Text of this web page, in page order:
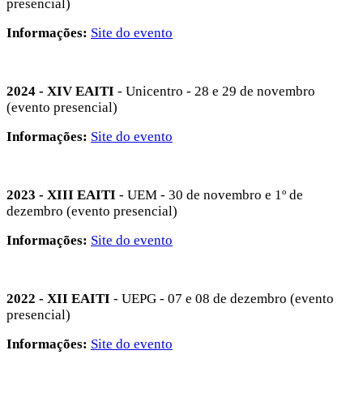
presencial)
Informações: Site do evento
2024 - XIV EAITI - Unicentro - 28 e 29 de novembro
(evento presencial)
Informações: Site do evento
2023 - XIII EAITI - UEM - 30 de novembro e 1º de
dezembro (evento presencial)
Informações: Site do evento
2022 - XII EAITI - UEPG - 07 e 08 de dezembro (evento
presencial)
Informações: Site do evento